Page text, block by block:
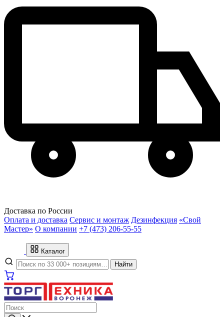
Доставка по России
Оплата и доставка Сервис и монтаж Дезинфекция «Свой
Мастер» О компании +7 (473) 206-55-55
Каталог
Найти